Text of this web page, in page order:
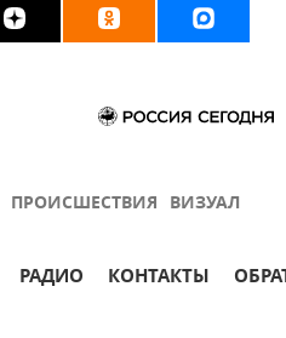
ПРОИСШЕСТВИЯ ВИЗУАЛ
РАДИО КОНТАКТЫ